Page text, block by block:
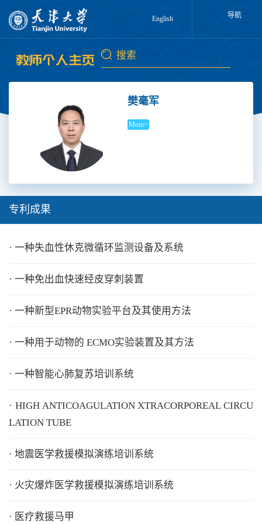
English 导航
樊毫军
More>
专利成果
· 一种失血性休克微循环监测设备及系统
· 一种免出血快速经皮穿刺装置
· 一种新型EPR动物实验平台及其使用方法
· 一种用于动物的 ECMO实验装置及其方法
· 一种智能心肺复苏培训系统
· HIGH ANTICOAGULATION XTRACORPOREAL CIRCU
LATION TUBE
· 地震医学救援模拟演练培训系统
· 火灾爆炸医学救援模拟演练培训系统
· 医疗救援马甲